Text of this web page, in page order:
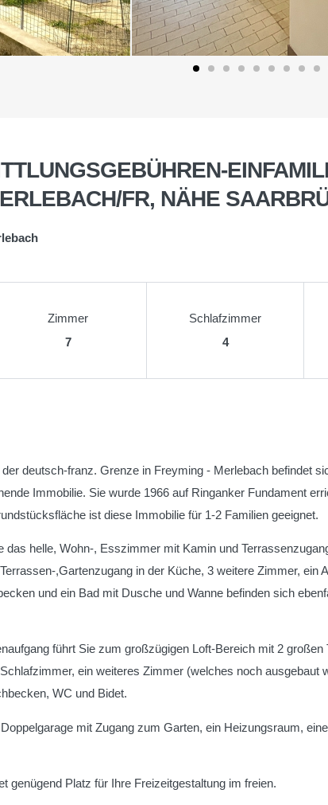
FR, NÄHE
Zimmer
7
Schlafzimmer
4
deutsch-franz. Grenze in Freyming - Merlebach befindet
Immobilie. Sie wurde 1966 auf Ringanker Fundament
ist diese Immobilie für 1-2 Familien geeignet.
das helle, Wohn-, Esszimmer mit Kamin und
,Gartenzugang in der Küche, 3 weitere Zimmer, ein
und ein Bad mit Dusche und Wanne befinden sich
führt Sie zum großzügigen Loft-Bereich mit 2 großen
ein weiteres Zimmer (welches noch ausgebaut
WC und Bidet.
mit Zugang zum Garten, ein Heizungsraum,
genügend Platz für Ihre Freizeitgestaltung im freien.